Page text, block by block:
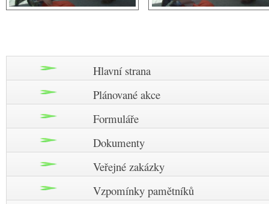
Hlavní strana
Plánované akce
Formuláře
Dokumenty
Veřejné zakázky
Vzpomínky pamětníků